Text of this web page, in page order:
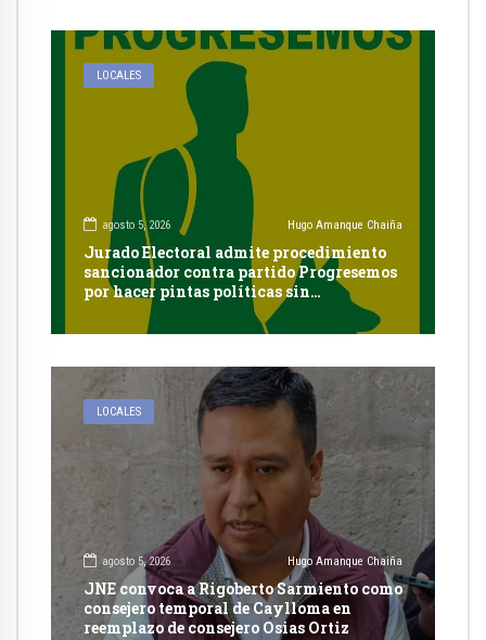
LOCALES
agosto 5, 2026 Hugo Amanque Chaiña
Jurado Electoral admite procedimiento
sancionador contra partido Progresemos
por hacer pintas políticas sin
autorización en Cayma
LOCALES
agosto 5, 2026 Hugo Amanque Chaiña
JNE convoca a Rigoberto Sarmiento como
consejero temporal de Caylloma en
reemplazo de consejero Osias Ortiz